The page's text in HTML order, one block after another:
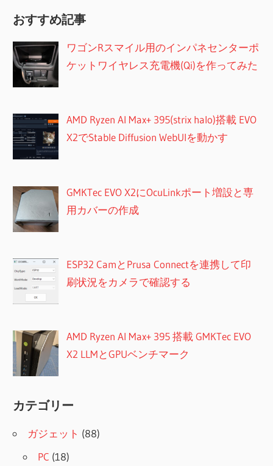
おすすめ記事
ワゴンRスマイル用のインパネセンターポ
ケットワイヤレス充電機(Qi)を作ってみた
AMD Ryzen AI Max+ 395(strix halo)搭載 EVO
X2でStable Diffusion WebUIを動かす
GMKTec EVO X2にOcuLinkポート増設と専
用カバーの作成
ESP32 CamとPrusa Connectを連携して印
刷状況をカメラで確認する
AMD Ryzen AI Max+ 395 搭載 GMKTec EVO
X2 LLMとGPUベンチマーク
カテゴリー
ガジェット (88)
PC (18)